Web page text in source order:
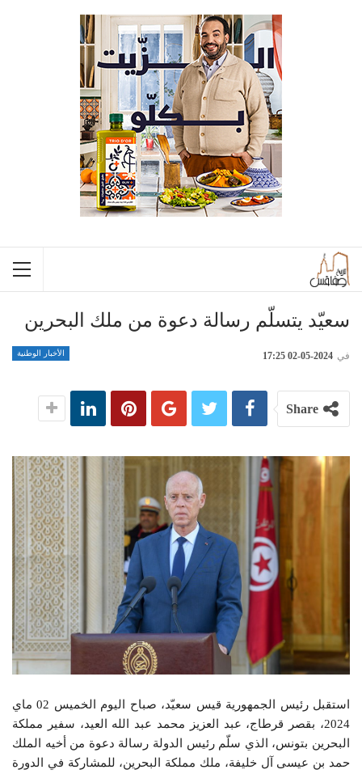
سعيّد يتسلّم رسالة دعوة من ملك البحرين
الأخبار الوطنية في 2024-05-02 17:25
Share
استقبل رئيس الجمهورية قيس سعيّد، صباح اليوم الخميس 02 ماي
2024، بقصر قرطاج، عبد
العزيز محمد عبد الله العيد، سفير مملكة
البحرين بتونس، الذي سلّم رئيس الدولة رسالة دعوة من أخيه الملك
حمد بن عيسى آل خليفة، ملك مملكة البحرين، للمشاركة في الدورة